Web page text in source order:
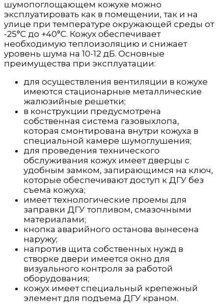
шумопоглощающем кожухе можно
эксплуатировать как в помещении, так и на
улице при температуре окружающей среды от
-25°С до +40°С. Кожух обеспечивает
необходимую теплоизоляцию и снижает
уровень шума на 10-12 дБ. Основные
преимущества при эксплуатации:
для осуществления вентиляции в кожухе
имеются стационарные металлические
жалюзийные решетки;
в конструкции предусмотрена
собственная система газовыхлопа,
которая смонтирована внутри кожуха в
специальной камере шумоглушения;
для проведения технического
обслуживания кожух имеет дверцы с
удобным замком, запирающимся на ключ,
которые обеспечивают доступ к ДГУ без
съема кожуха;
имеет технологические проемы для
заправки ДГУ топливом, смазочными
материалами;
кнопка аварийного останова вынесена
наружу;
напротив щита собственных нужд в
створке двери имеется окно для
визуального контроля за работой
оборудования;
кожух имеет специальный крепежный
элемент для подъема ДГУ краном.